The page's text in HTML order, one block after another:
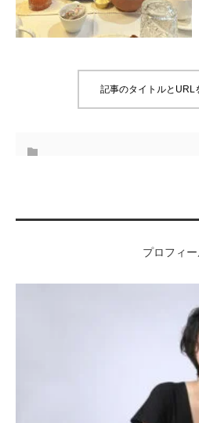
記事のタイトルとURL
プロフィ